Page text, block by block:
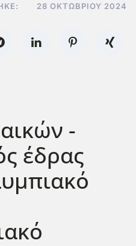
28 ΟΚΤΩΒΡΊΟΥ 2024
-
έδρας